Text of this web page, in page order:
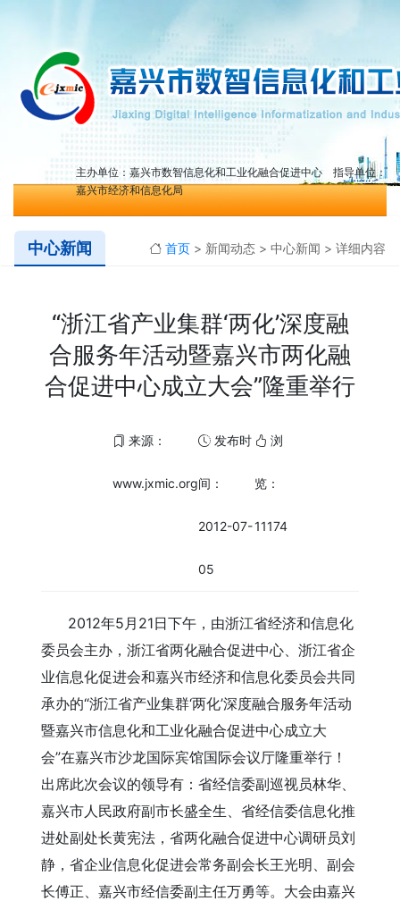
主办单位：嘉兴市数智信息化和工业化融合促进中心 指导单位：
嘉兴市经济和信息化局
中心新闻 首页 > 新闻动态 > 中心新闻 > 详细内容
“浙江省产业集群‘两化’深度融
合服务年活动暨嘉兴市两化融
合促进中心成立大会”隆重举行
来源：
www.jxmic.org
发布时
间：
2012-07-
05
浏
览：
11174
2012年5月21日下午，由浙江省经济和信息化
委员会主办，浙江省两化融合促进中心、浙江省企
业信息化促进会和嘉兴市经济和信息化委员会共同
承办的“浙江省产业集群‘两化’深度融合服务年活动
暨嘉兴市信息化和工业化融合促进中心成立大
会”在嘉兴市沙龙国际宾馆国际会议厅隆重举行！
出席此次会议的领导有：省经信委副巡视员林华、
嘉兴市人民政府副市长盛全生、省经信委信息化推
进处副处长黄宪法，省两化融合促进中心调研员刘
静，省企业信息化促进会常务副会长王光明、副会
长傅正、嘉兴市经信委副主任万勇等。大会由嘉兴